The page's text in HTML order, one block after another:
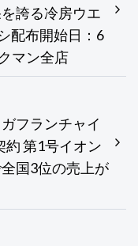
誇る冷房ウエ
配布開始日：6
マン全店
フランチャイ
約 第1号イオン
国3位の売上が